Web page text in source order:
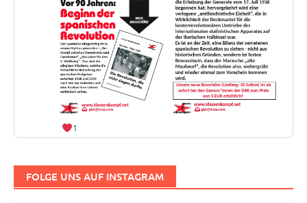
1
FOLGE UNS AUF INSTAGRAM